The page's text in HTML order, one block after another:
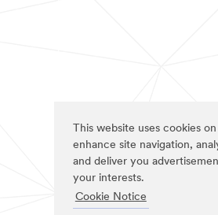
This website uses cookies
enhance site navigation,
and deliver you
your interests.
Cookie Notice